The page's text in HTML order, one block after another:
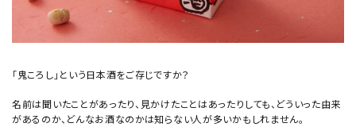
INFORMATION
「鬼ころし」という日本酒をご存じですか？
名前は聞いたことがあったり、見かけたことはあったりしても、どういった由来
があるのか、どんなお酒なのかは知らない人が多いかもしれません。